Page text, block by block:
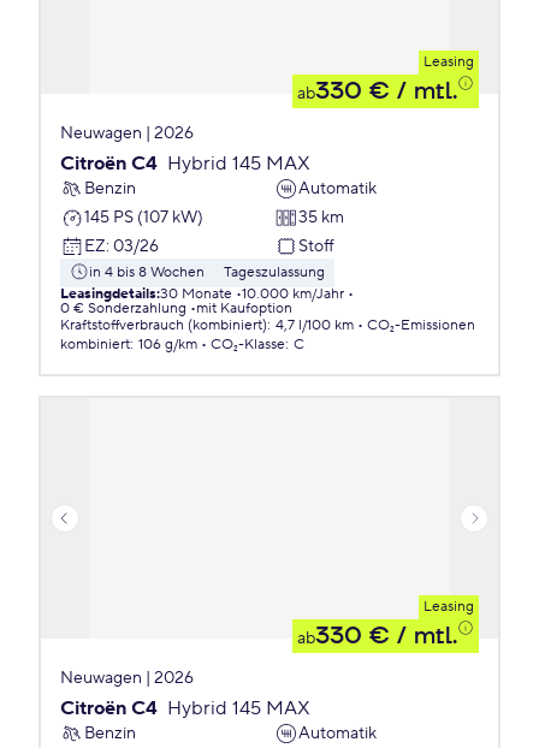
Leasing
ab330 € / mtl.
Neuwagen | 2026
Citroën C4 Hybrid 145 MAX
Benzin
Automatik
145 PS (107 kW)
35 km
EZ: 03/26 Stoff
in 4 bis 8 Wochen
Tageszulassung
Leasingdetails:30 Monate 10.000 km/Jahr
0 € Sonderzahlung
mit Kaufoption
Kraftstoffverbrauch (kombiniert): 4,7 l/100 km
CO₂-Emissionen
kombiniert: 106 g/km CO₂-Klasse: C
Leasing
ab330 € / mtl.
Neuwagen | 2026
Citroën C4 Hybrid 145 MAX
Benzin Automatik